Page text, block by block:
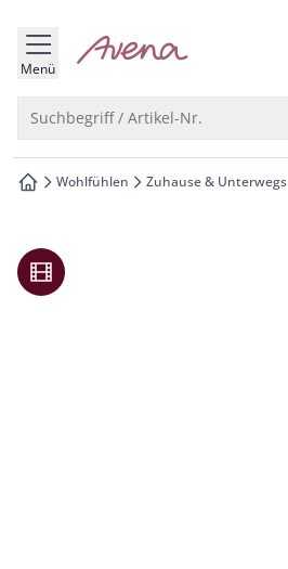
springen
springen
springen
springen
Menü zur Startseite
Suchbegriff / Artikel-Nr.
zur Startseite
Wohlfühlen Zuhause & Unterwegs
Video